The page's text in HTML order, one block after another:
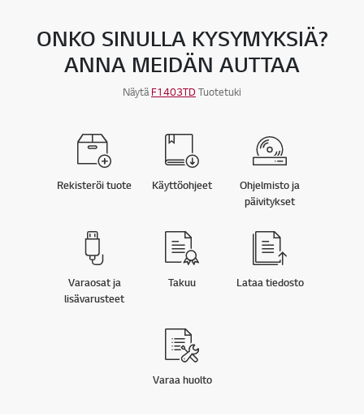
ONKO SINULLA KYSYMYKSIÄ?
ANNA MEIDÄN AUTTAA
NäytäF1403TD Tuotetuki
Rekisteröi tuote Käyttöohjeet
Ohjelmisto ja
päivitykset
Varaosat ja
lisävarusteet
Takuu Lataa tiedosto
Varaa huolto